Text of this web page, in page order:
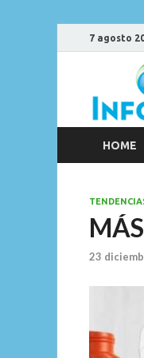
7 agosto
HOME
23